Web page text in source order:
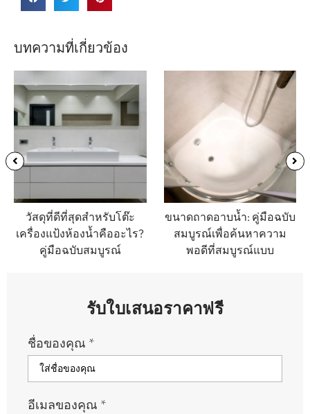
บทความที่เกี่ยวข้อง
วัสดุที่ดีที่สุดสำหรับโต๊ะ
เครื่องแป้งห้องน้ำคืออะไร?
คู่มือฉบับสมบูรณ์
ขนาดถาดอาบน้ำ: คู่มือฉบับ
สมบูรณ์เพื่อค้นหาความ
พอดีที่สมบูรณ์แบบ
รับใบเสนอราคาฟรี
ชื่อของคุณ *
อีเมลของคุณ *